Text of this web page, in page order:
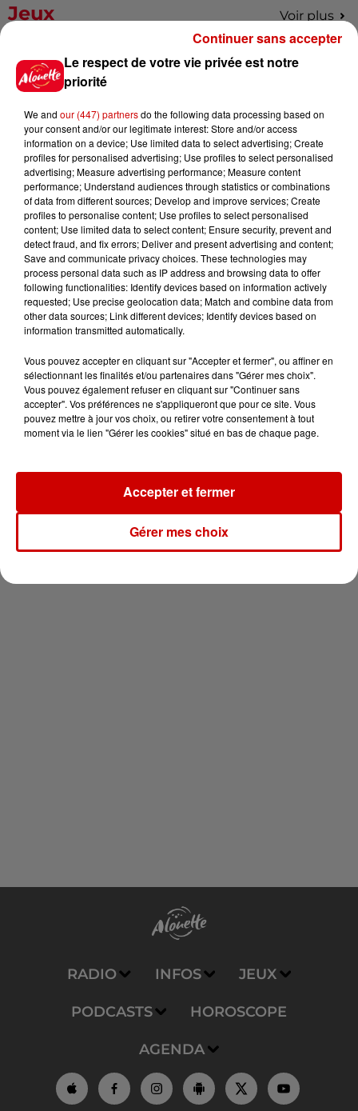
Jeux Voir plus
Gagnez vos places pour le
festival Marché Gourmand 2026
Le Duel - Gagnez vos entrées
pour l'un des zoos de nos
régions !
Destination Vacances - Gagnez
votre séjour en famille au cœur
de la...
Destination Vacances : inscrivez-
vous !
Newsletter
RADIO INFOS JEUX
PODCASTS HOROSCOPE
AGENDA
Le respect de votre vie privée est notre
priorité
We and our (447) partnersdo the following data processing based on
your consent and/or our legitimate interest: Store and/or access
information on a device; Use limited data to select advertising; Create
profiles for personalised advertising; Use profiles to select personalised
advertising; Measure advertising performance; Measure content
performance; Understand audiences through statistics or combinations
of data from different sources; Develop and improve services; Create
profiles to personalise content; Use profiles to select personalised
content; Use limited data to select content; Ensure security, prevent and
detect fraud, and fix errors; Deliver and present advertising and content;
Save and communicate privacy choices. These technologies may
process personal data such as IP address and browsing data to offer
following functionalities: Identify devices based on information actively
requested; Use precise geolocation data; Match and combine data from
other data sources; Link different devices; Identify devices based on
information transmitted automatically.
Vous pouvez accepter en cliquant sur "Accepter et fermer", ou affiner en
sélectionnant les finalités et/ou partenaires dans "Gérer mes choix".
Vous pouvez également refuser en cliquant sur "Continuer sans
accepter". Vos préférences ne s'appliqueront que pour ce site. Vous
pouvez mettre à jour vos choix, ou retirer votre consentement à tout
moment via le lien "Gérer les cookies" situé en bas de chaque page.
Gérer mes choix
Accepter et fermer
Continuer sans accepter